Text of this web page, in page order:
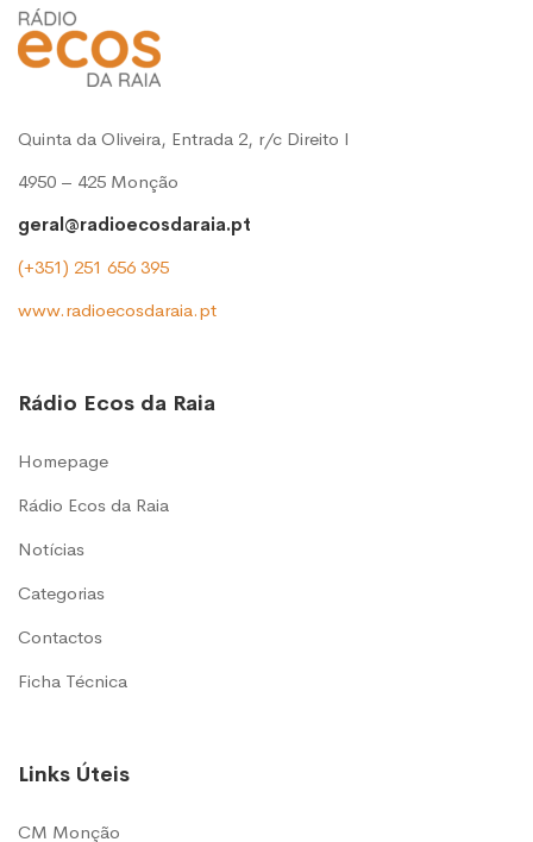
Quinta da Oliveira, Entrada 2, r/c Direito l
4950 – 425 Monção
geral@radioecosdaraia.pt
(+351) 251 656 395
www.radioecosdaraia.pt
Rádio Ecos da Raia
Homepage
Rádio Ecos da Raia
Notícias
Categorias
Contactos
Ficha Técnica
Links Úteis
CM Monção